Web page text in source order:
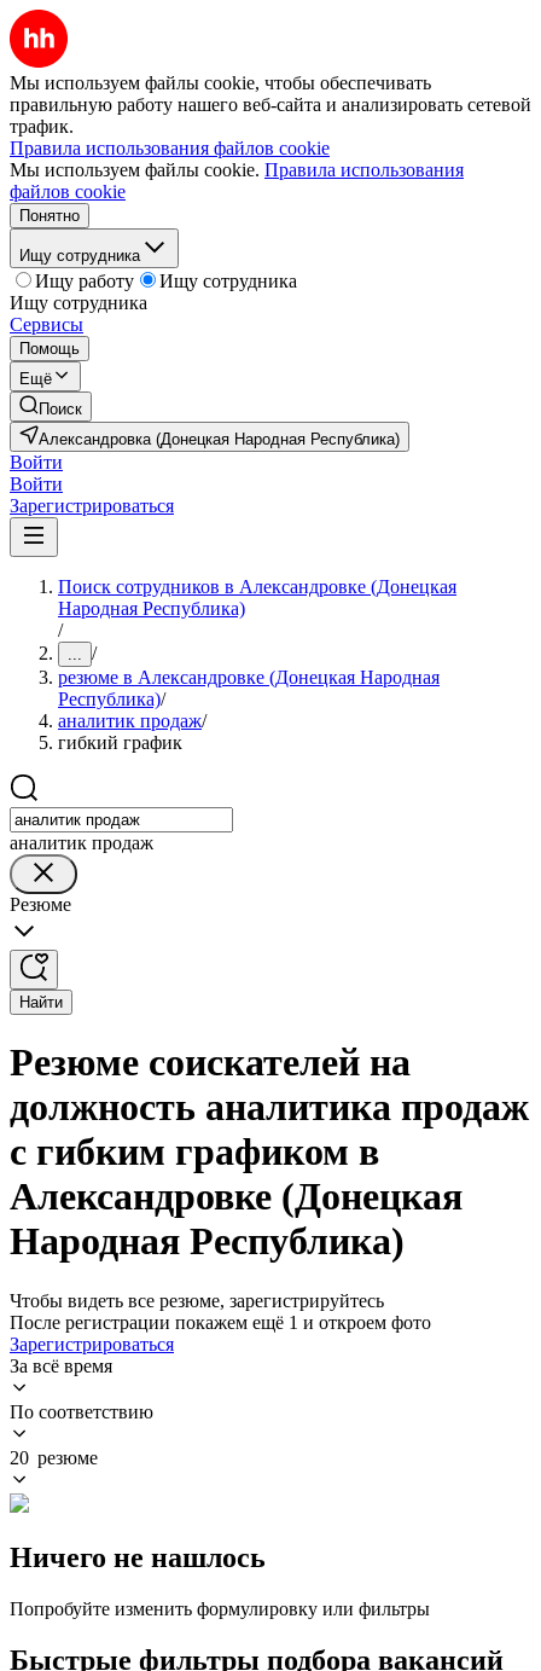
Мы используем файлы cookie, чтобы обеспечивать
правильную работу нашего веб-сайта и анализировать сетевой
трафик.
Правила использования файлов cookie
Мы используем файлы cookie. Правила использования
файлов cookie
Понятно
Ищу сотрудника
Ищу работу
Ищу сотрудника
Ищу сотрудника
Сервисы
Помощь
Ещё
Поиск
Александровка (Донецкая Народная Республика)
Войти
Войти
Зарегистрироваться
Поиск сотрудников в Александровке (Донецкая
Народная Республика)
/
... /
резюме в Александровке (Донецкая Народная
Республика)/
аналитик продаж/
гибкий график
аналитик продаж
Резюме
Найти
Резюме соискателей на
должность аналитика продаж
с гибким графиком в
Александровке (Донецкая
Народная Республика)
Чтобы видеть все резюме, зарегистрируйтесь
После регистрации покажем ещё 1 и откроем фото
Зарегистрироваться
За всё время
По соответствию
20 резюме
Ничего не нашлось
Попробуйте изменить формулировку или фильтры
Быстрые фильтры подбора вакансий